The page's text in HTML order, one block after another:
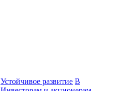
Устойчивое развитие В